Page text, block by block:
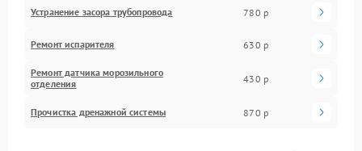
Устранение засора трубопровода 780 р
Ремонт испарителя 630 р
Ремонт датчика морозильного
отделения
430 р
Прочистка дренажной системы 870 р